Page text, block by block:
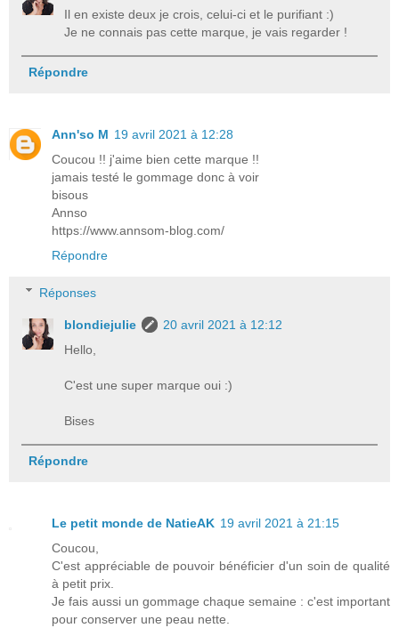
Il en existe deux je crois, celui-ci et le purifiant :)
Je ne connais pas cette marque, je vais regarder !
Répondre
Ann'so M 19 avril 2021 à 12:28
Coucou !! j'aime bien cette marque !!
jamais testé le gommage donc à voir
bisous
Annso
https://www.annsom-blog.com/
Répondre
Réponses
blondiejulie
20 avril 2021 à 12:12
Hello,
C'est une super marque oui :)
Bises
Répondre
Le petit monde de NatieAK 19 avril 2021 à 21:15
Coucou,
C'est appréciable de pouvoir bénéficier d'un soin de qualité
à petit prix.
Je fais aussi un gommage chaque semaine : c'est important
pour conserver une peau nette.